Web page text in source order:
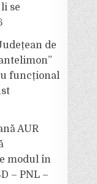
se
de
funcțional
AUR
modul în
– PNL –